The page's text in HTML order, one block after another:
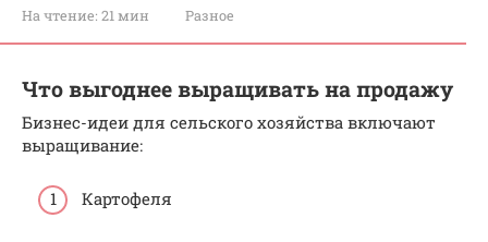
На чтение: 21 мин Разное
Что выгоднее выращивать на продажу
Бизнес-идеи для сельского хозяйства включают
выращивание:
Картофеля